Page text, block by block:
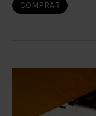
COMPRAR